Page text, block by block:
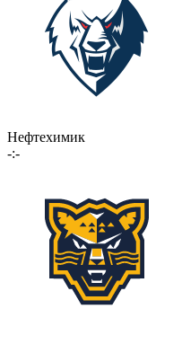
Нефтехимик
-:-